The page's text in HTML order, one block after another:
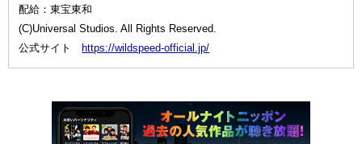
配給：東宝東和
(C)Universal Studios. All Rights Reserved.
公式サイト
https://wildspeed-official.jp/